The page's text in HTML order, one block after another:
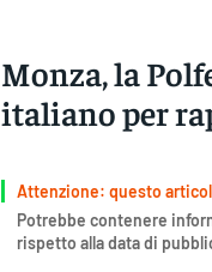
Monza, la
italiano per
Attenzione: questo
Potrebbe contenere
rispetto alla data di